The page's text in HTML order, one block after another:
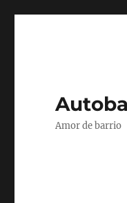
Amor de barrio